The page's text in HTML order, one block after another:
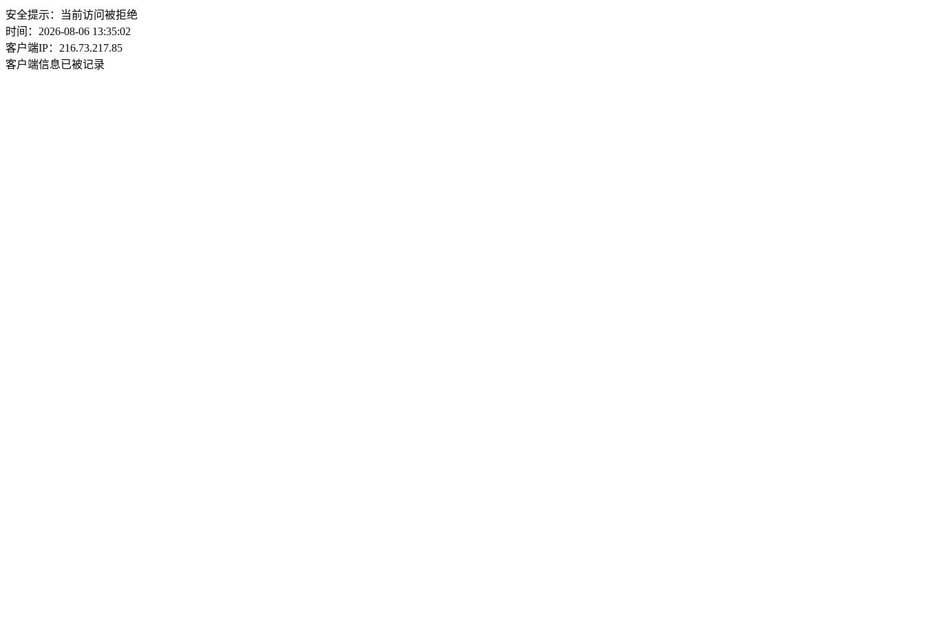
安全提示：当前访问被拒绝
时间：2026-08-06 13:35:02
客户端IP：216.73.217.85
客户端信息已被记录